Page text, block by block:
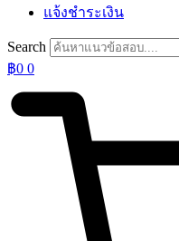
แจ้งชำระเงิน
Search
฿0 0